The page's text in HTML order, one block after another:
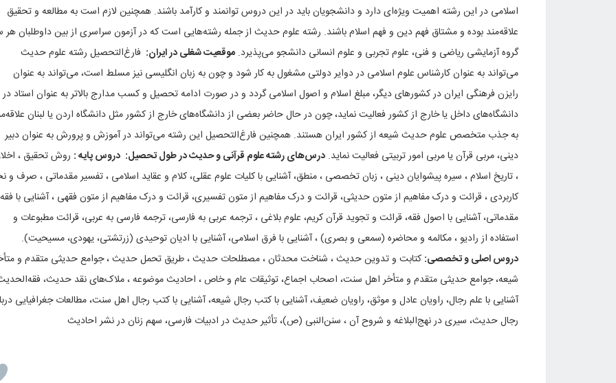
اسلامی در این رشته اهمیت ویژه‌ای دارد و دانشجویان باید در این دروس توانمند و کارآمد باشند. همچنین لازم است به مطالعه و تحقیق
علاقه‌مند بوده و مشتاق فهم دین و فهم اسلام باشند. رشته‌ علوم‌ حدیث‌ از جمله‌ رشته‌هایی‌ است‌ که‌ در آزمون‌ سراسری‌ از بین‌ داوطلبان‌ هر
گروه‌ آزمایشی‌ ریاضی‌ و فنی‌، علوم‌ تجربی‌ و علوم‌ انسانی‌ دانشجو می‌پذیرد. موقعیت‌ شغلی‌ در ایران‌: فارغ‌التحصیل‌ رشته‌ علوم‌ حدیث‌
می‌تواند به‌ عنوان‌ کارشناس‌ علوم‌ اسلامی‌ در دوایر دولتی‌ مشغول‌ به‌ کار شود و چون‌ به‌ زبان‌ انگلیسی‌ نیز مسلط‌ است‌، می‌تواند به‌ عنوان‌
رایزن‌ فرهنگی‌ ایران‌ در کشورهای‌ دیگر، مبلغ‌ اسلام‌ و اصول‌ اسلامی‌ گردد و در صورت‌ ادامه‌ تحصیل‌ و کسب‌ مدارج‌ بالاتر به‌ عنوان‌ استاد در
دانشگاه‌های‌ داخل‌ یا خارج‌ از کشور فعالیت‌ نماید، چون‌ در حال‌ حاضر بعضی‌ از دانشگاه‌های‌ خارج‌ از کشور مثل‌ دانشگاه‌ اردن‌ یا لبنان‌
به‌ جذب‌ متخصص‌ علوم‌ حدیث‌ شیعه‌ از کشور ایران‌ هستند. همچنین‌ فارغ‌التحصیل‌ این‌ رشته‌ می‌تواند در آموزش‌ و پرورش‌ به‌ عنوان‌ دبیر
دینی‌، مربی‌ قرآن‌ یا مربی‌ امور تربیتی‌ فعالیت‌ نماید. درس‌های‌ رشته علوم قرآنی و حدیث در طول‌ تحصیل‌: دروس‌ پایه‌: روش‌ تحقیق‌ ،
، تاریخ‌ اسلام‌ ، سیره‌ پیشوایان‌ دینی‌ ، زبان‌ تخصصی‌ ، منطق‌، آشنایی‌ با کلیات‌ علوم‌ عقلی‌، کلام‌ و عقاید اسلامی‌ ، تفسیر مقدماتی‌ ، صرف‌ و
کاربردی‌ ، قرائت‌ و درک‌ مفاهیم‌ از متون‌ حدیثی‌، قرائت‌ و درک‌ مفاهیم‌ از متون‌ تفسیری‌، قرائت‌ و درک‌ مفاهیم‌ از متون‌ فقهی‌ ، آشنایی‌ با فقه‌
مقدماتی‌، آشنایی‌ با اصول‌ فقه‌، قرائت‌ و تجوید قرآن‌ کریم‌، علوم‌ بلاغی‌ ، ترجمه‌ عربی‌ به‌ فارسی‌، ترجمه‌ فارسی‌ به‌ عربی‌، قرائت‌ مطبوعات‌ و
استفاده‌ از رادیو ، مکالمه‌ و محاضره‌ (سمعی‌ و بصری‌) ، آشنایی‌ با فرق‌ اسلامی‌، آشنایی‌ با ادیان‌ توحیدی‌ (زرتشتی‌، یهودی‌، مسیحیت‌).
دروس‌ اصلی‌ و تخصصی‌: کتابت‌ و تدوین‌ حدیث‌ ، شناخت‌ محدثان‌ ، مصطلحات‌ حدیث‌ ، طریق‌ تحمل‌ حدیث‌ ، جوامع‌ حدیثی‌ متقدم‌ و
شیعه‌، جوامع‌ حدیثی‌ متقدم‌ و متأخر اهل‌ سنت‌، اصحاب‌ اجماع‌، توثیقات‌ عام‌ و خاص‌ ، احادیث‌ موضوعه‌ ، ملاک‌های‌ نقد حدیث‌،
آشنایی‌ با علم‌ رجال‌، راویان‌ عادل‌ و موثق‌، راویان‌ ضعیف‌، آشنایی‌ با کتب‌ رجال‌ شیعه‌، آشنایی‌ با کتب‌ رجال‌ اهل‌ سنت‌، مطالعات‌ جغرافیایی‌
رجال‌ حدیث‌، سیری‌ در نهج‌البلاغه‌ و شروح‌ آن‌ ، سنن‌النبی‌ (ص‌)، تأثیر حدیث‌ در ادبیات‌ فارسی‌، سهم‌ زنان‌ در نشر احادیث‌